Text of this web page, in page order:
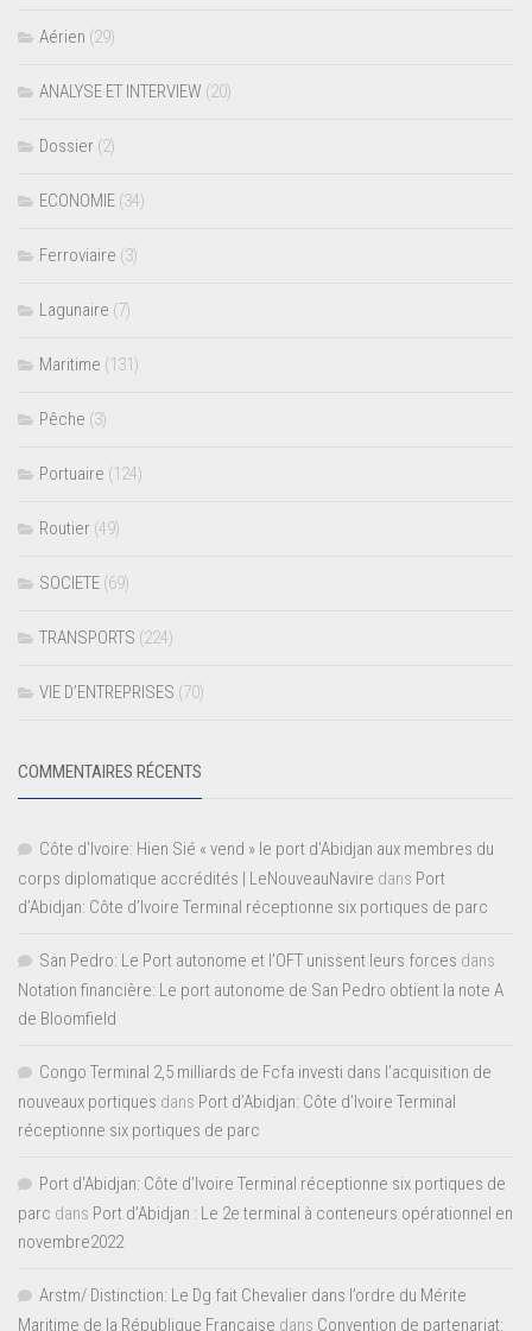
Aérien (29)
ANALYSE ET INTERVIEW (20)
Dossier (2)
ECONOMIE (34)
Ferroviaire (3)
Lagunaire (7)
Maritime (131)
Pêche (3)
Portuaire (124)
Routier (49)
SOCIETE (69)
TRANSPORTS (224)
VIE D’ENTREPRISES (70)
COMMENTAIRES RÉCENTS
Côte d'Ivoire: Hien Sié « vend » le port d'Abidjan aux membres du
corps diplomatique accrédités | LeNouveauNavire dans Port
d’Abidjan: Côte d’Ivoire Terminal réceptionne six portiques de parc
San Pedro: Le Port autonome et l’OFT unissent leurs forces dans
Notation financière: Le port autonome de San Pedro obtient la note A
de Bloomfield
Congo Terminal 2,5 milliards de Fcfa investi dans l’acquisition de
nouveaux portiques dans Port d’Abidjan: Côte d’Ivoire Terminal
réceptionne six portiques de parc
Port d'Abidjan: Côte d’Ivoire Terminal réceptionne six portiques de
parc dans Port d’Abidjan : Le 2e terminal à conteneurs opérationnel en
novembre2022
Arstm/ Distinction: Le Dg fait Chevalier dans l’ordre du Mérite
Maritime de la République Française dans Convention de partenariat: